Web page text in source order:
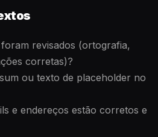
revisados (ortografia,
corretas)?
ou texto de placeholder no
e endereços estão corretos e